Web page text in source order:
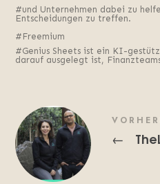
und Unternehmen dabei zu
Entscheidungen zu treffen.
Freemium
Genius Sheets ist ein KI-
darauf ausgelegt ist,
←